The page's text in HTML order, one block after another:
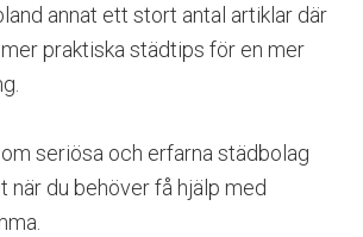
annat ett stort antal artiklar där
praktiska städtips för en mer
seriösa och erfarna städbolag
när du behöver få hjälp med